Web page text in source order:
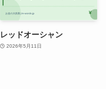
レッドオーシャン
2026年5月11日